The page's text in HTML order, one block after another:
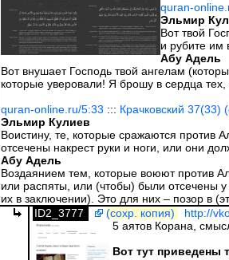
quran-
Эльмир
Вот твой
и рубите им
Абу Адель
Вот внушает Господь твой ангелам
которые уверовали! Я брошу в сердца
quran-online.ru/5:33 ::: Крачковский 37(33)
Эльмир Кулиев
Воистину, те, которые сражаются против
отсечены накрест руки и ноги, или они
Абу Адель
Воздаянием тем, которые воюют против
или распяты, или (чтобы) были отсечены
их в заключении). Это для них – позор в
ID2_3777
(сохр. копия)
http://
5 аятов Корана,
Вот тут приведены